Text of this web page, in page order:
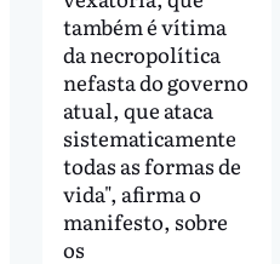
também é vítima
da necropolítica
nefasta do governo
atual, que ataca
sistematicamente
todas as formas de
vida", afirma o
manifesto, sobre
os